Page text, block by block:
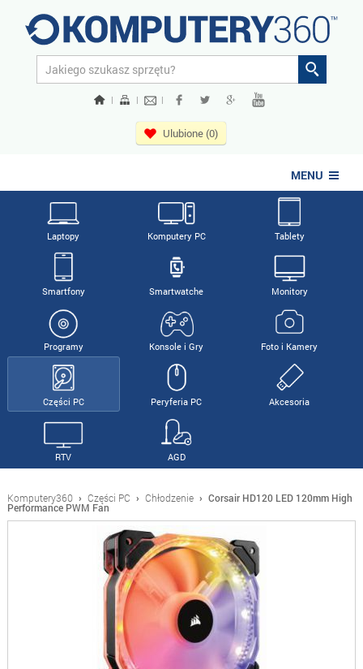
| | |
Ulubione (0)
MENU
Laptopy Komputery PC Tablety
Smartfony Smartwatche Monitory
Programy Konsole i Gry Foto i Kamery
Części PC Peryferia PC Akcesoria
RTV AGD
Komputery360 › Części PC › Chłodzenie › Corsair HD120 LED 120mm High
Performance PWM Fan